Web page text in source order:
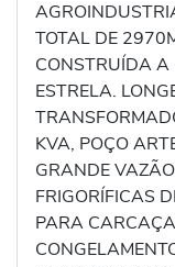
TOTAL DE
CONSTRUÍDA A
ESTRELA.
KVA, POÇO
GRANDE
FRIGORÍFICAS
PARA